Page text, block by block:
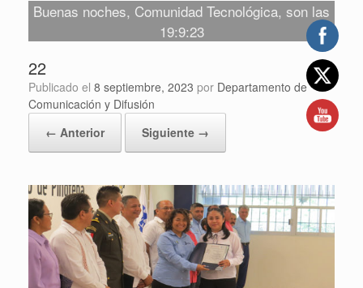
Buenas noches, Comunidad Tecnológica, son las
19:9:23
22
Publicado el 8 septiembre, 2023 por Departamento de
Comunicación y Difusión
← Anterior
Siguiente →